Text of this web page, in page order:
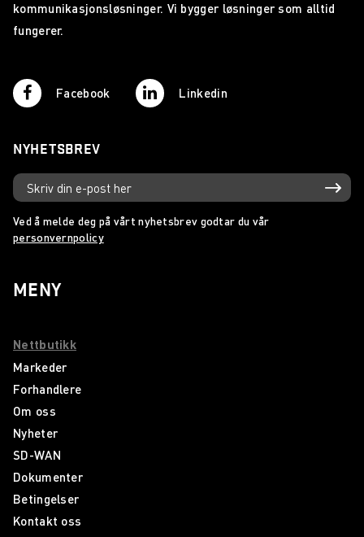
kommunikasjonsløsninger. Vi bygger løsninger som alltid
fungerer.
Facebook Linkedin
NYHETSBREV
Ved å melde deg på vårt nyhetsbrev godtar du vår
personvernpolicy
MENY
Nettbutikk
Markeder
Forhandlere
Om oss
Nyheter
SD-WAN
Dokumenter
Betingelser
Kontakt oss